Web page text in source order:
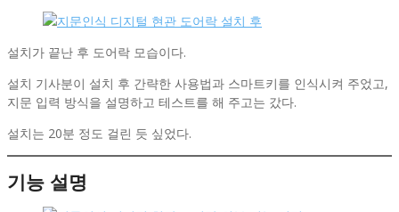
설치가 끝난 후 도어락 모습이다.
설치 기사분이 설치 후 간략한 사용법과 스마트키를 인식시켜 주었고,
지문 입력 방식을 설명하고 테스트를 해 주고는 갔다.
설치는 20분 정도 걸린 듯 싶었다.
기능 설명